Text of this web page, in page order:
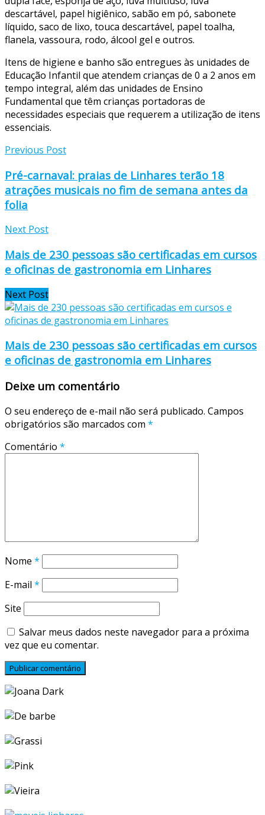
descartável, papel higiênico, sabão em pó, sabonete
líquido, saco de lixo, touca descartável, papel toalha,
flanela, vassoura, rodo, álcool gel e outros.
Itens de higiene e banho são entregues às unidades de
Educação Infantil que atendem crianças de 0 a 2 anos em
tempo integral, além das unidades de Ensino
Fundamental que têm crianças portadoras de
necessidades especiais que requerem a utilização de itens
essenciais.
Previous Post
Pré-carnaval: praias de Linhares terão 18
atrações musicais no fim de semana antes da
folia
Next Post
Mais de 230 pessoas são certificadas em cursos
e oficinas de gastronomia em Linhares
Next Post
Mais de 230 pessoas são certificadas em cursos
e oficinas de gastronomia em Linhares
Deixe um comentário
O seu endereço de e-mail não será publicado. Campos
obrigatórios são marcados com *
Comentário *
Nome *
E-mail *
Site
Salvar meus dados neste navegador para a próxima
vez que eu comentar.